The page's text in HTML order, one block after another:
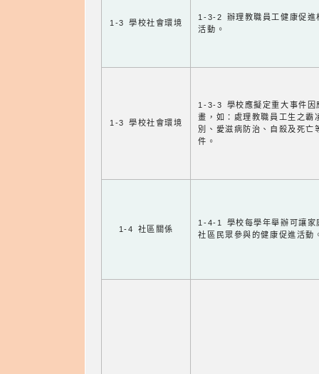
1-3 學校社會環境
1-3-2 辦理教職員工健康促進
活動。
1-3 學校社會環境
1-3-3 學校應擬定重大事件因
畫，如：處理教職員工生之霸
別、愛滋病防治、自殺及死亡
件。
1-4 社區關係
1-4-1 學校每學年舉辦可讓家
社區民眾參與的健康促進活動